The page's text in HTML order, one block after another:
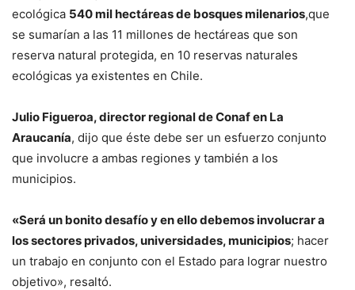
ecológica 540 mil hectáreas de bosques milenarios,que
se sumarían a las 11 millones de hectáreas que son
reserva natural protegida, en 10 reservas naturales
ecológicas ya existentes en Chile.
Julio Figueroa, director regional de Conaf en La
Araucanía, dijo que éste debe ser un esfuerzo conjunto
que involucre a ambas regiones y también a los
municipios.
«Será un bonito desafío y en ello debemos involucrar a
los sectores privados, universidades, municipios; hacer
un trabajo en conjunto con el Estado para lograr nuestro
objetivo», resaltó.